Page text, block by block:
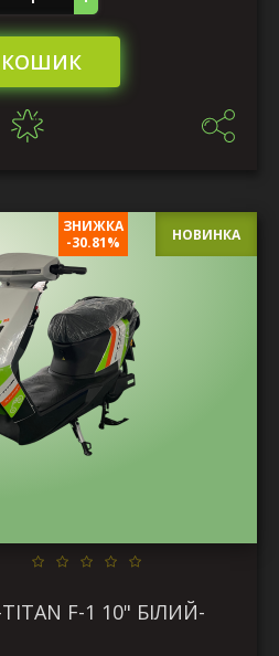
КОШИК
ЗНИЖКА
-30.81%
НОВИНКА
F-1 10" БІЛИЙ-